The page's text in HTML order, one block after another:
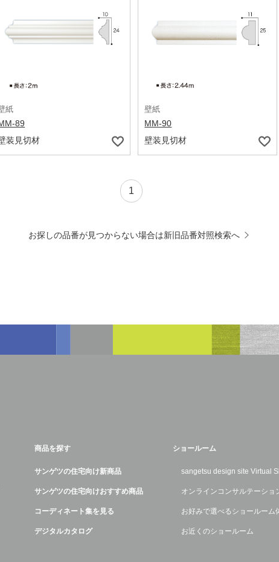
紙
89
装見切材
壁紙
MM-90
壁装見切材
1
お探しの品番が見つからない場合は新旧品番対照検索へ
商品を探す
サンゲツの住宅向け新商品
サンゲツの住宅向けおすすめ商品
コーディネート集を見る
デジタルカタログ
ショールーム
sangetsu design site Virtual
オンラインコンサルテーショ
お好みで選べるショールーム
お近くのショールーム